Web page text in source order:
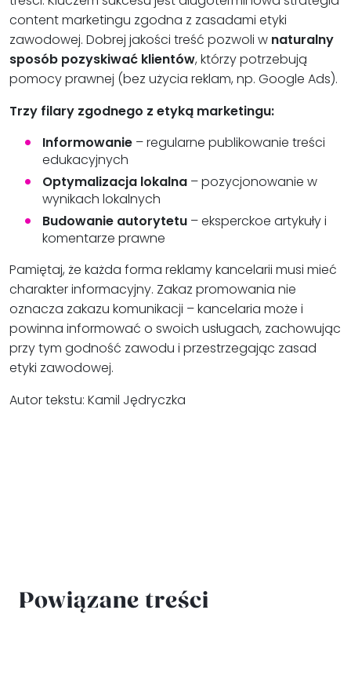
content marketingu zgodna z zasadami etyki
zawodowej. Dobrej jakości treść pozwoli w naturalny
sposób pozyskiwać klientów, którzy potrzebują
pomocy prawnej (bez użycia reklam, np. Google Ads).
Trzy filary zgodnego z etyką marketingu:
Informowanie– regularne publikowanie treści
edukacyjnych
Optymalizacja lokalna– pozycjonowanie w
wynikach lokalnych
Budowanie autorytetu– eksperckoe artykuły i
komentarze prawne
Pamiętaj, że każda forma reklamy kancelarii musi mieć
charakter informacyjny. Zakaz promowania nie
oznacza zakazu komunikacji – kancelaria może i
powinna informować o swoich usługach, zachowując
przy tym godność zawodu i przestrzegając zasad
etyki zawodowej.
Autor tekstu: Kamil Jędryczka
Powiązane treści